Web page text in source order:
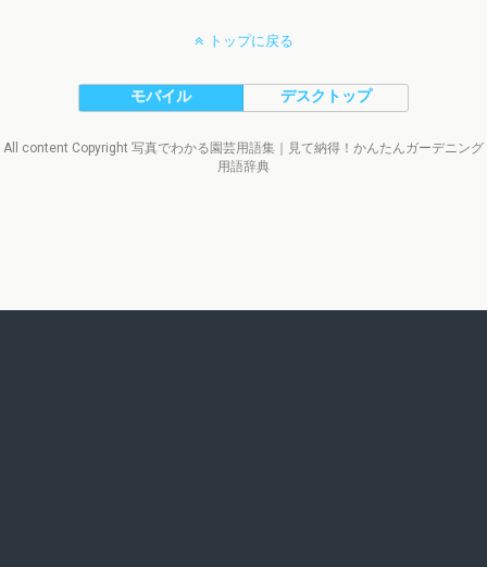
トップに戻る
モバイル デスクトップ
All content Copyright 写真でわかる園芸用語集｜見て納得！かんたんガーデニング
用語辞典